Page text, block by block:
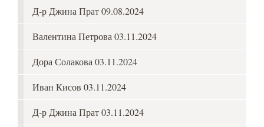
Д-р Джина Прат 09.08.2024
Валентина Петрова 03.11.2024
Дора Солакова 03.11.2024
Иван Кисов 03.11.2024
Д-р Джина Прат 03.11.2024